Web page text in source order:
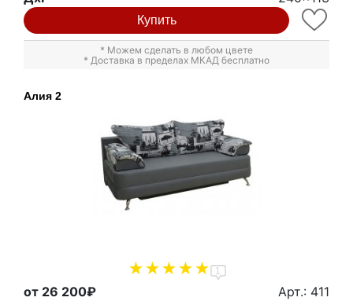
Купить
* Можем сделать в любом цвете
* Доставка в пределах МКАД бесплатно
Алия 2
1
от 26 200₽ Арт.: 411